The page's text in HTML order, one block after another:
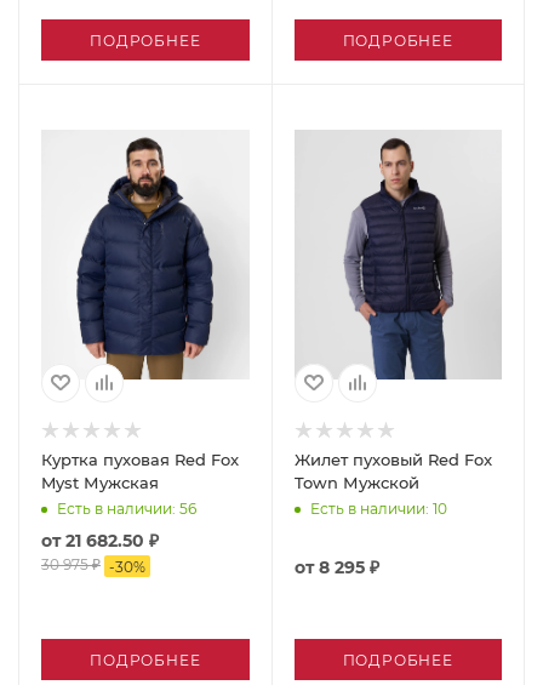
ПОДРОБНЕЕ ПОДРОБНЕЕ
Куртка пуховая Red Fox
Myst Мужская
Есть в наличии: 56
от21 682.50 ₽
30 975 ₽ -30%
ПОДРОБНЕЕ
Жилет пуховый Red Fox
Town Мужской
Есть в наличии: 10
от8 295 ₽
ПОДРОБНЕЕ